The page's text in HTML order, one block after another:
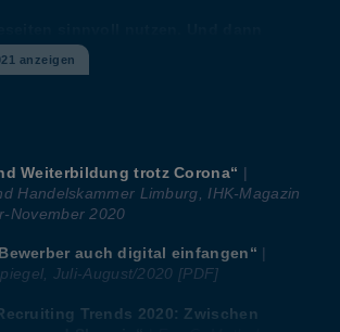
|personalwirtschaft.de, 14.06.2021
anzeigen
Weiterbildung trotz Corona“ |
Handelskammer Limburg, IHK-Magazin
November 2020
auch digital einfangen“ |
Juli-August/2020 [PDF]
Trends 2020: Zwischen